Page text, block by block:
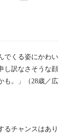
でくる姿にかわい
し訳なさそうな顔
も。」（28歳／広
るチャンスはあり